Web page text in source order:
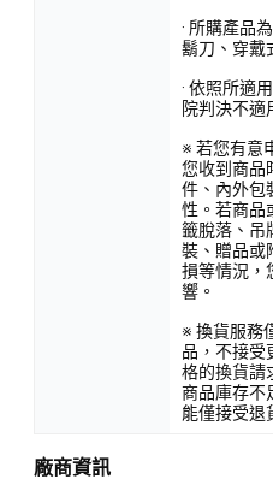
· 所購產品
鬍刀、穿戴
· 依照所適
院判決不適
※ 若您有意
您收到商品
件、內外包
性。若商品
籤脫落、吊
裝、贈品或
損等情況，
響。
※ 換貨服務
品，不接受
格的換貨請
商品庫存不
能僅接受退
廠商資訊